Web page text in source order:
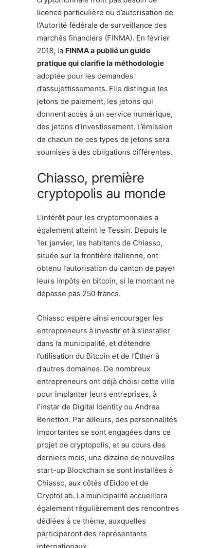
licence particulière ou d’autorisation de
l’Autorité fédérale de surveillance des
marchés financiers (FINMA). En février
2018, la FINMA a publié un guide
pratique qui clarifie la méthodologie
adoptée pour les demandes
d’assujettissements. Elle distingue les
jetons de paiement, les jetons qui
donnent accès à un service numérique,
des jetons d’investissement. L’émission
de chacun de ces types de jetons sera
soumises à des obligations différentes.
Chiasso, première
cryptopolis au monde
L’intérêt pour les cryptomonnaies a
également atteint le Tessin. Depuis le
1er janvier, les habitants de Chiasso,
située sur la frontière italienne, ont
obtenu l’autorisation du canton de payer
leurs impôts en bitcoin, si le montant ne
dépasse pas 250 francs.
Chiasso espère ainsi encourager les
entrepreneurs à investir et à s’installer
dans la municipalité, et d’étendre
l’utilisation du Bitcoin et de l’Éther à
d’autres domaines. De nombreux
entrepreneurs ont déjà choisi cette ville
pour implanter leurs entreprises, à
l’instar de Digital Identity ou Andrea
Benetton. Par ailleurs, des personnalités
importantes se sont engagées dans ce
projet de cryptopolis, et au cours des
derniers mois, une dizaine de nouvelles
start-up Blockchain se sont installées à
Chiasso, aux côtés d’Eidoo et de
CryptoLab. La municipalité accueillera
également régulièrement des rencontres
dédiées à ce thème, auxquelles
participeront des représentants